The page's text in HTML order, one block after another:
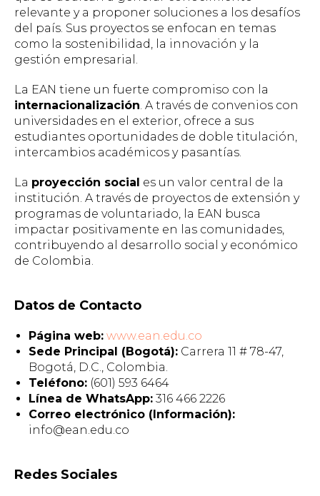
relevante y a proponer soluciones a los desafíos
del país. Sus proyectos se enfocan en temas
como la sostenibilidad, la innovación y la
gestión empresarial.
La EAN tiene un fuerte compromiso con la
internacionalización. A través de convenios con
universidades en el exterior, ofrece a sus
estudiantes oportunidades de doble titulación,
intercambios académicos y pasantías.
La proyección social es un valor central de la
institución. A través de proyectos de extensión y
programas de voluntariado, la EAN busca
impactar positivamente en las comunidades,
contribuyendo al desarrollo social y económico
de Colombia.
Datos de Contacto
Página web: www.ean.edu.co
Sede Principal (Bogotá): Carrera 11 # 78-47,
Bogotá, D.C., Colombia.
Teléfono: (601) 593 6464
Línea de WhatsApp: 316 466 2226
Correo electrónico (Información):
info@ean.edu.co
Redes Sociales